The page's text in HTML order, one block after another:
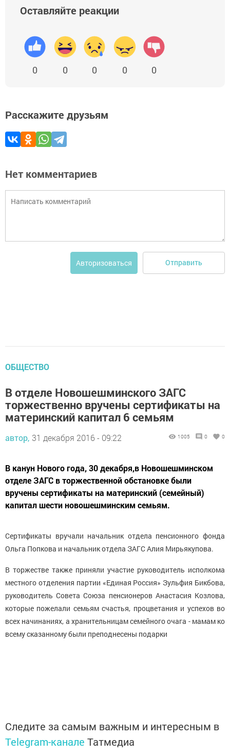
Оставляйте реакции
0 0 0 0 0
Расскажите друзьям
Нет комментариев
Авторизоваться Отправить
ОБЩЕСТВО
В отделе Новошешминского ЗАГС
торжественно вручены сертификаты на
материнский капитал 6 семьям
автор, 31 декабря 2016 - 09:22 1005 0 0
В канун Нового года, 30 декабря,в Новошешминском
отделе ЗАГС в торжественной обстановке были
вручены сертификаты на материнский (семейный)
капитал шести новошешминским семьям.
Сертификаты вручали начальник отдела пенсионного фонда
Ольга Попкова и начальник отдела ЗАГС Алия Мирьякупова.
В торжестве также приняли участие руководитель исполкома
местного отделения партии «Единая Россия» Зульфия Бикбова,
руководитель Совета Союза пенсионеров Анастасия Козлова,
которые пожелали семьям счастья, процветания и успехов во
всех начинаниях, а хранительницам семейного очага - мамам ко
всему сказанному были преподнесены подарки
Следите за самым важным и интересным в
Telegram-канале Татмедиа